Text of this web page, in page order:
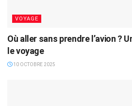
VOYAGE
Où aller sans prendre l’avion ?
le voyage
10 OCTOBRE 2025